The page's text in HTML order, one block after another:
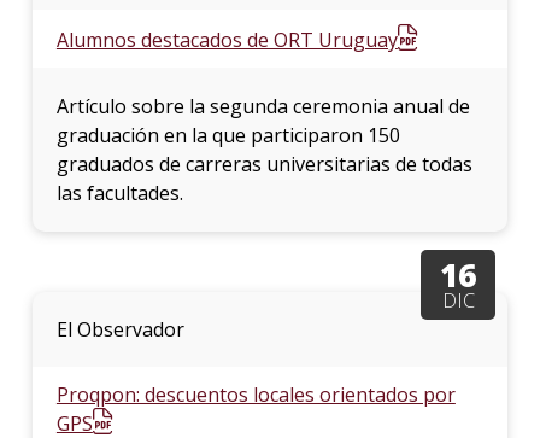
Alumnos destacados de ORT Uruguay
Artículo sobre la segunda ceremonia anual de
graduación en la que participaron 150
graduados de carreras universitarias de todas
las facultades.
16
DIC
El Observador
Proqpon: descuentos locales orientados por
GPS